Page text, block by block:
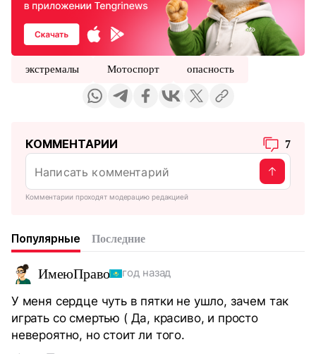
экстремалы Мотоспорт опасность
КОММЕНТАРИИ 7
Комментарии проходят модерацию редакцией
Популярные Последние
ИмеюПраво год назад
У меня сердце чуть в пятки не ушло, зачем так
играть со смертью ( Да, красиво, и просто
невероятно, но стоит ли того.